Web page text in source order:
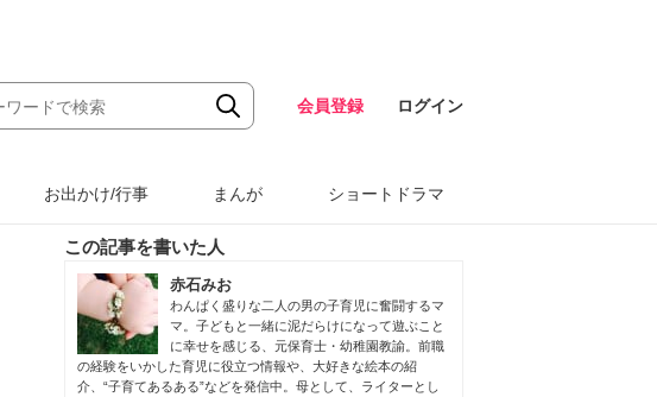
会員登録 ログイン
お出かけ/行事 まんが ショートドラマ
この記事を書いた人
赤石みお
わんぱく盛りな二人の男の子育児に奮闘するマ
マ。子どもと一緒に泥だらけになって遊ぶこと
に幸せを感じる、元保育士・幼稚園教諭。前職
の経験をいかした育児に役立つ情報や、大好きな絵本の紹
介、“子育てあるある”などを発信中。母として、ライターとし